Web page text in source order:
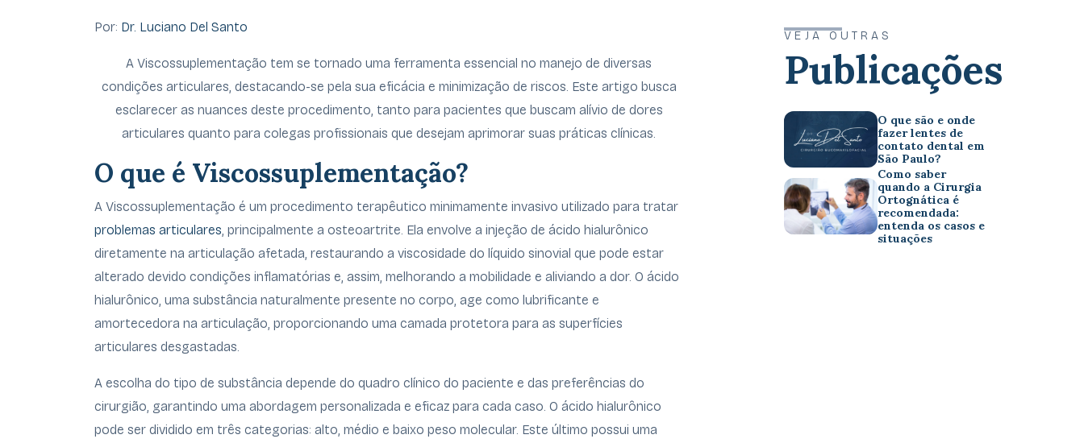
Por: Dr. Luciano Del Santo
A Viscossuplementação tem se tornado uma ferramenta essencial no manejo de diversas
condições articulares, destacando-se pela sua eficácia e minimização de riscos. Este artigo busca
esclarecer as nuances deste procedimento, tanto para pacientes que buscam alívio de dores
articulares quanto para colegas profissionais que desejam aprimorar suas práticas clínicas.
O que é Viscossuplementação?
A Viscossuplementação é um procedimento terapêutico minimamente invasivo utilizado para tratar
problemas articulares, principalmente a osteoartrite. Ela envolve a injeção de ácido hialurônico
diretamente na articulação afetada, restaurando a viscosidade do líquido sinovial que pode estar
alterado devido condições inflamatórias e, assim, melhorando a mobilidade e aliviando a dor. O ácido
hialurônico, uma substância naturalmente presente no corpo, age como lubrificante e
amortecedora na articulação, proporcionando uma camada protetora para as superfícies
articulares desgastadas.
A escolha do tipo de substância depende do quadro clínico do paciente e das preferências do
cirurgião, garantindo uma abordagem personalizada e eficaz para cada caso. O ácido hialurônico
pode ser dividido em três categorias: alto, médio e baixo peso molecular. Este último possui uma
VEJA OUTRAS
Publicações
O que são e onde
fazer lentes de
contato dental em
São Paulo?
Como saber
quando a Cirurgia
Ortognática é
recomendada:
entenda os casos e
situações